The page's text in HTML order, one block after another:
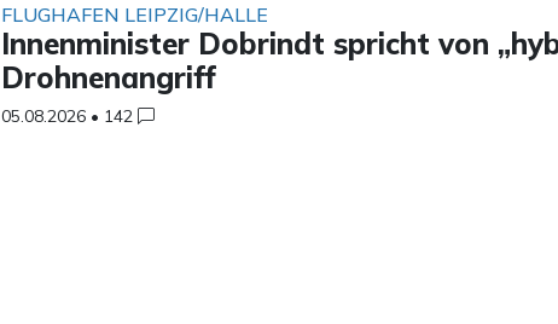
FLUGHAFEN LEIPZIG/HALLE
Innenminister Dobrindt spricht von
Drohnenangriff
05.08.2026 • 142